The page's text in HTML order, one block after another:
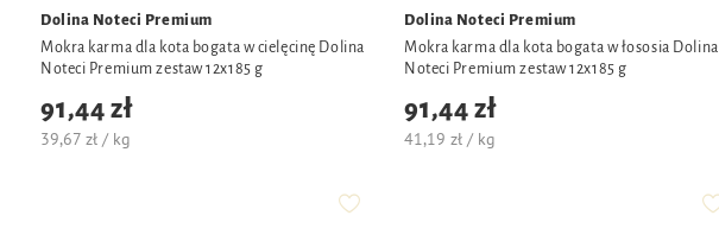
Dolina Noteci Premium
Mokra karma dla kota bogata w cielęcinę Dolina
Noteci Premium zestaw 12x185 g
91,44 zł
39,67 zł / kg
Dolina Noteci Premium
Mokra karma dla kota bogata w łososia Dolina
Noteci Premium zestaw 12x185 g
91,44 zł
41,19 zł / kg